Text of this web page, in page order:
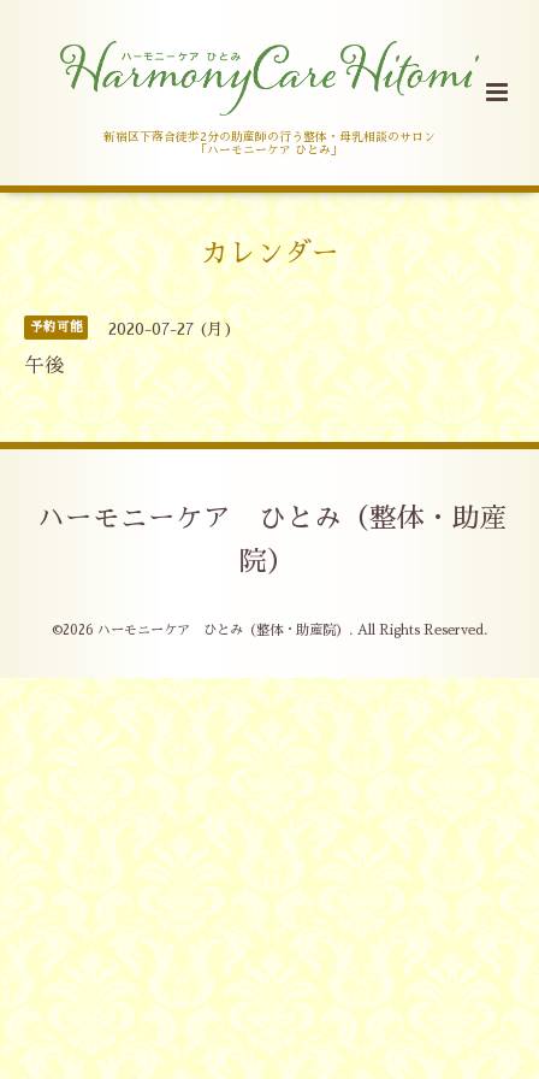
新宿区下落合徒歩2分の助産師の行う整体・母乳相談のサロン
「ハーモニーケア ひとみ」
カレンダー
予約可能 2020-07-27 (月)
午後
ハーモニーケア ひとみ（整体・助産
院）
©2026 ハーモニーケア ひとみ（整体・助産院） . All Rights Reserved.